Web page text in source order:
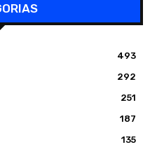
493
292
251
187
135